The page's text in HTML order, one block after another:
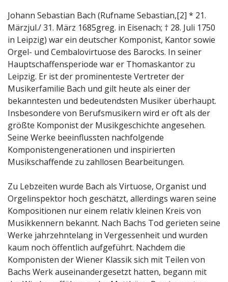
Johann Sebastian Bach (Rufname Sebastian,[2] * 21.
Märzjul./ 31. März 1685greg. in Eisenach; † 28. Juli 1750
in Leipzig) war ein deutscher Komponist, Kantor sowie
Orgel- und Cembalovirtuose des Barocks. In seiner
Hauptschaffensperiode war er Thomaskantor zu
Leipzig. Er ist der prominenteste Vertreter der
Musikerfamilie Bach und gilt heute als einer der
bekanntesten und bedeutendsten Musiker überhaupt.
Insbesondere von Berufsmusikern wird er oft als der
größte Komponist der Musikgeschichte angesehen.
Seine Werke beeinflussten nachfolgende
Komponistengenerationen und inspirierten
Musikschaffende zu zahllosen Bearbeitungen.
Zu Lebzeiten wurde Bach als Virtuose, Organist und
Orgelinspektor hoch geschätzt, allerdings waren seine
Kompositionen nur einem relativ kleinen Kreis von
Musikkennern bekannt. Nach Bachs Tod gerieten seine
Werke jahrzehntelang in Vergessenheit und wurden
kaum noch öffentlich aufgeführt. Nachdem die
Komponisten der Wiener Klassik sich mit Teilen von
Bachs Werk auseinandergesetzt hatten, begann mit